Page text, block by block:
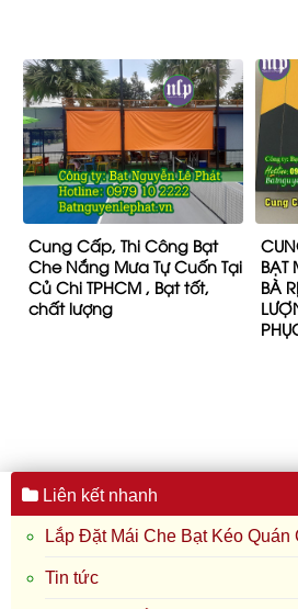
Cung Cấp, Thi Công Bạt
Che Nắng Mưa Tự Cuốn Tại
Củ Chi TPHCM , Bạt tốt,
chất lượng
BẠT
BÀ
Liên kết nhanh
Lắp Đặt Mái Che Bạt Kéo Quán
Tin tức